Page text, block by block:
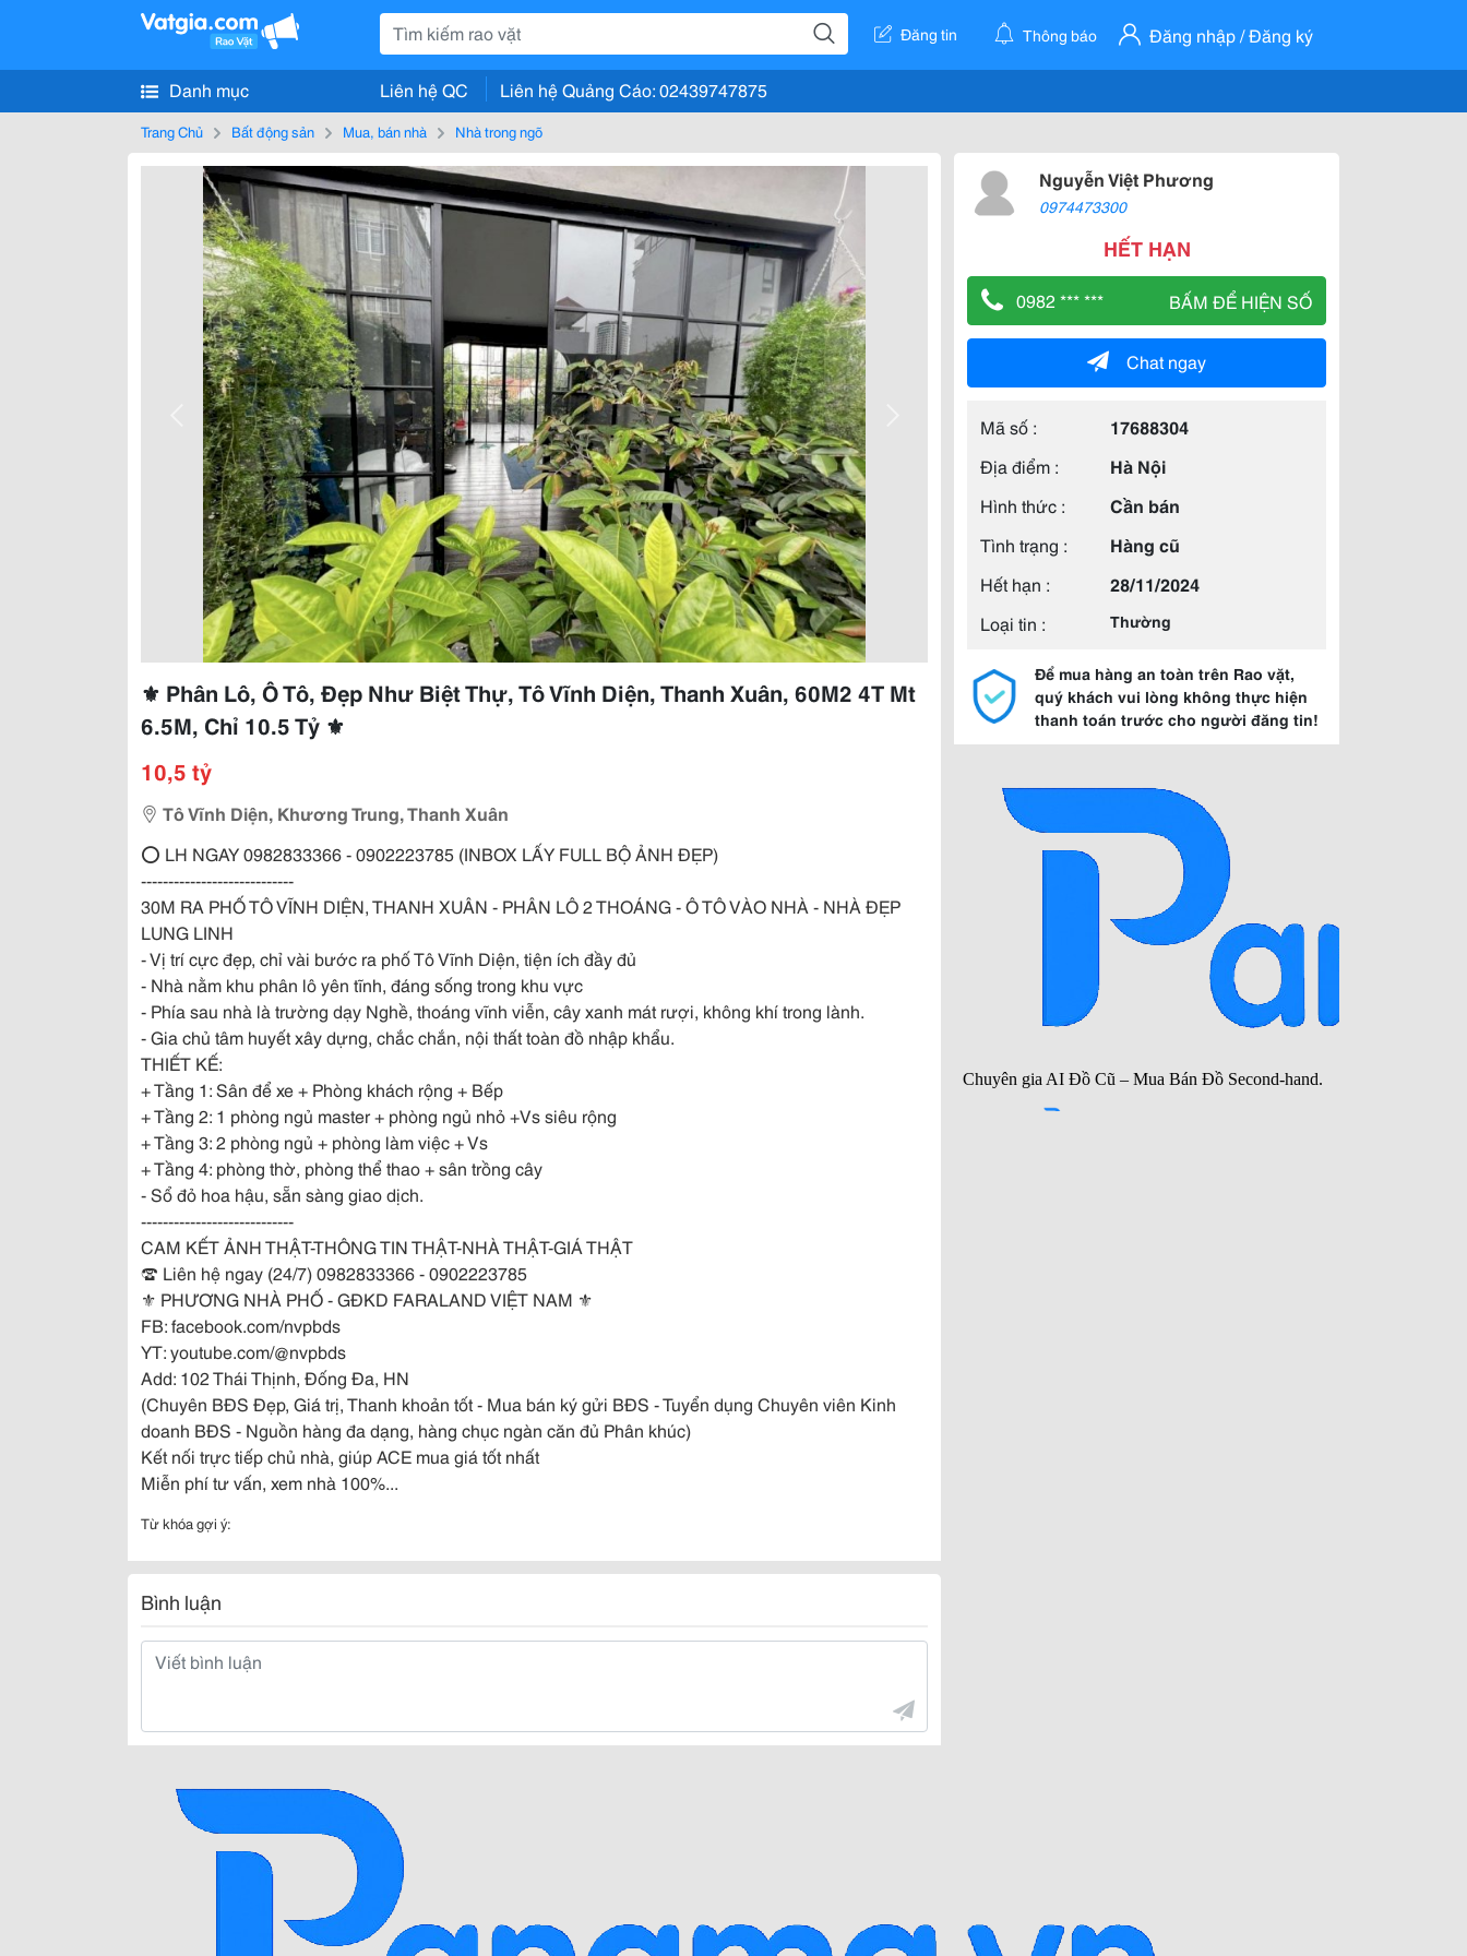
Đăng tin Thông báo Đăng nhập / Đăng ký
Danh mục Liên hệ QC Liên hệ Quảng Cáo: 02439747875
Trang Chủ Bất động sản Mua, bán nhà Nhà trong ngõ
⚜️ Phân Lô, Ô Tô, Đẹp Như Biệt Thự, Tô Vĩnh Diện, Thanh Xuân, 60M2 4T Mt
6.5M, Chỉ 10.5 Tỷ ⚜️
10,5 tỷ
Tô Vĩnh Diện, Khương Trung, Thanh Xuân
⭕️ LH NGAY 0982833366 - 0902223785 (INBOX LẤY FULL BỘ ẢNH ĐẸP)
----------------------------
30M RA PHỐ TÔ VĨNH DIỆN, THANH XUÂN - PHÂN LÔ 2 THOÁNG - Ô TÔ VÀO NHÀ - NHÀ ĐẸP
LUNG LINH
- Vị trí cực đẹp, chỉ vài bước ra phố Tô Vĩnh Diện, tiện ích đầy đủ
- Nhà nằm khu phân lô yên tĩnh, đáng sống trong khu vực
- Phía sau nhà là trường dạy Nghề, thoáng vĩnh viễn, cây xanh mát rượi, không khí trong lành.
- Gia chủ tâm huyết xây dựng, chắc chắn, nội thất toàn đồ nhập khẩu.
THIẾT KẾ:
+ Tầng 1: Sân để xe + Phòng khách rộng + Bếp
+ Tầng 2: 1 phòng ngủ master + phòng ngủ nhỏ +Vs siêu rộng
+ Tầng 3: 2 phòng ngủ + phòng làm việc + Vs
+ Tầng 4: phòng thờ, phòng thể thao + sân trồng cây
- Sổ đỏ hoa hậu, sẵn sàng giao dịch.
----------------------------
CAM KẾT ẢNH THẬT-THÔNG TIN THẬT-NHÀ THẬT-GIÁ THẬT
☎️ Liên hệ ngay (24/7) 0982833366 - 0902223785
⚜️ PHƯƠNG NHÀ PHỐ - GĐKD FARALAND VIỆT NAM ⚜️
FB: facebook.com/nvpbds
YT: youtube.com/@nvpbds
Add: 102 Thái Thịnh, Đống Đa, HN
(Chuyên BĐS Đẹp, Giá trị, Thanh khoản tốt - Mua bán ký gửi BĐS - Tuyển dụng Chuyên viên Kinh
doanh BĐS - Nguồn hàng đa dạng, hàng chục ngàn căn đủ Phân khúc)
Kết nối trực tiếp chủ nhà, giúp ACE mua giá tốt nhất
Miễn phí tư vấn, xem nhà 100%...
Từ khóa gợi ý:
Bình luận
Nguyễn Việt Phương
0974473300
HẾT HẠN
0982 *** *** BẤM ĐỂ HIỆN SỐ
Chat ngay
Mã số :
17688304
Địa điểm :
Hà Nội
Hình thức :
Cần bán
Tình trạng :
Hàng cũ
Hết hạn :
28/11/2024
Loại tin :
Thường
Để mua hàng an toàn trên Rao vặt,
quý khách vui lòng không thực hiện
thanh toán trước cho người đăng tin!